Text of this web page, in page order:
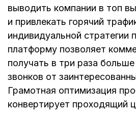
выводить компании в топ
и привлекать горячий
индивидуальной стратегии
платформу позволяет
получать в три раза
звонков от
Грамотная оптимизация
конвертирует проходящий